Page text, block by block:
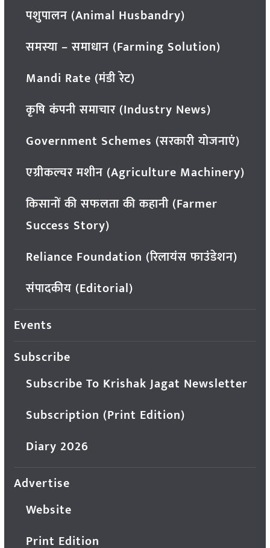
पशुपालन (Animal Husbandry)
समस्या – समाधान (Farming Solution)
Mandi Rate (मंडी रेट)
कृषि कंपनी समाचार (Industry News)
Government Schemes (सरकारी योजनाएं)
एग्रीकल्चर मशीन (Agriculture Machinery)
किसानों की सफलता की कहानी (Farmer
Success Story)
Reliance Foundation (रिलायंस फाउंडेशन)
संपादकीय (Editorial)
Events
Subscribe
Subscribe To Krishak Jagat Newsletter
Subscription (Print Edition)
Diary 2026
Advertise
Website
Print Edition